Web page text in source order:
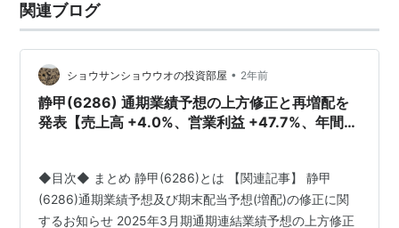
静岡に拠点を持ち、…
関連ブログ
ショウサンショウウオの投資部屋 • 2年前
静甲(6286) 通期業績予想の上方修正と再増配を
発表【売上高 +4.0%、営業利益 +47.7%、年間配
◆目次◆ まとめ 静甲(6286)とは 【関連記事】 静甲
(6286)通期業績予想及び期末配当予想(増配)の修正に関
するお知らせ 2025年3月期通期連結業績予想の上方修正